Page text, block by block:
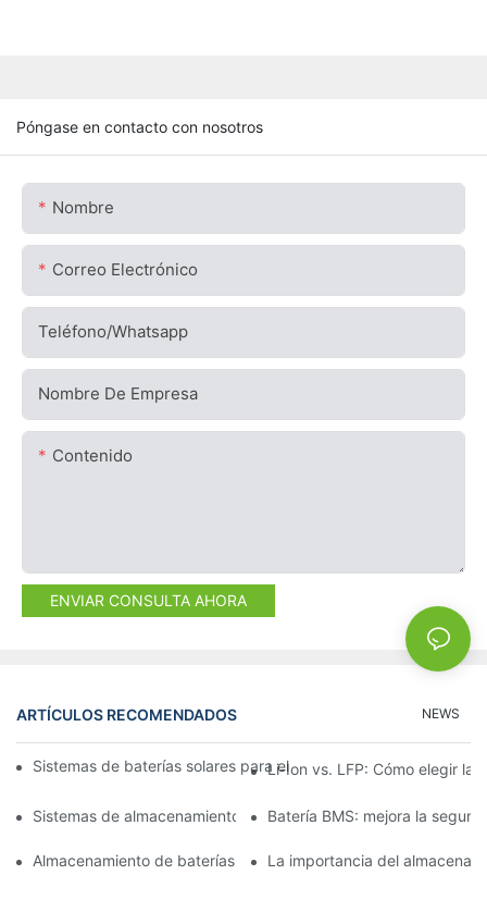
Póngase en contacto con nosotros
Nombre
Correo Electrónico
Teléfono/whatsapp
Nombre De Empresa
Contenido
ENVIAR CONSULTA AHORA
ARTÍCULOS RECOMENDADOS NEWS
Sistemas de baterías solares para el hogar: integración con
Li-Ion vs. LFP: Cómo elegir la
Sistemas de almacenamiento de baterías comerciales: Cómo
Batería BMS: mejora la
Almacenamiento de baterías de iones de litio: rendimiento y
La importancia del